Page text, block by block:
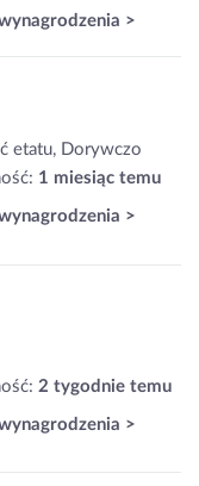
>
etatu, Dorywczo
1 miesiąc temu
>
2 tygodnie temu
>